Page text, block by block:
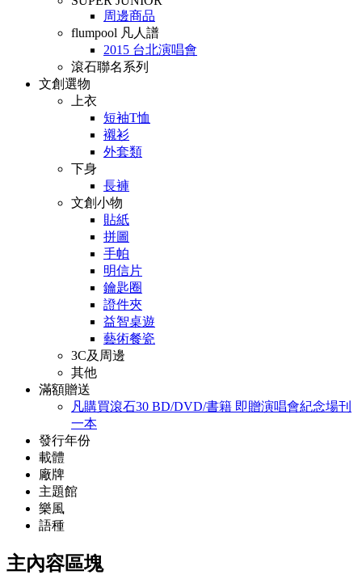
周邊商品
flumpool 凡人譜
2015 台北演唱會
滾石聯名系列
文創選物
上衣
短袖T恤
襯衫
外套類
下身
長褲
文創小物
貼紙
拼圖
手帕
明信片
鑰匙圈
證件夾
益智桌遊
藝術餐瓷
3C及周邊
其他
滿額贈送
凡購買滾石30 BD/DVD/書籍 即贈演唱會紀念場刊
一本
發行年份
載體
廠牌
主題館
樂風
語種
主內容區塊